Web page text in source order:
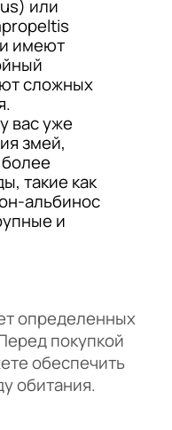
или
имеют
сложных
вас уже
змей,
такие как
альбинос
и
определенных
покупкой
обеспечить
обитания.